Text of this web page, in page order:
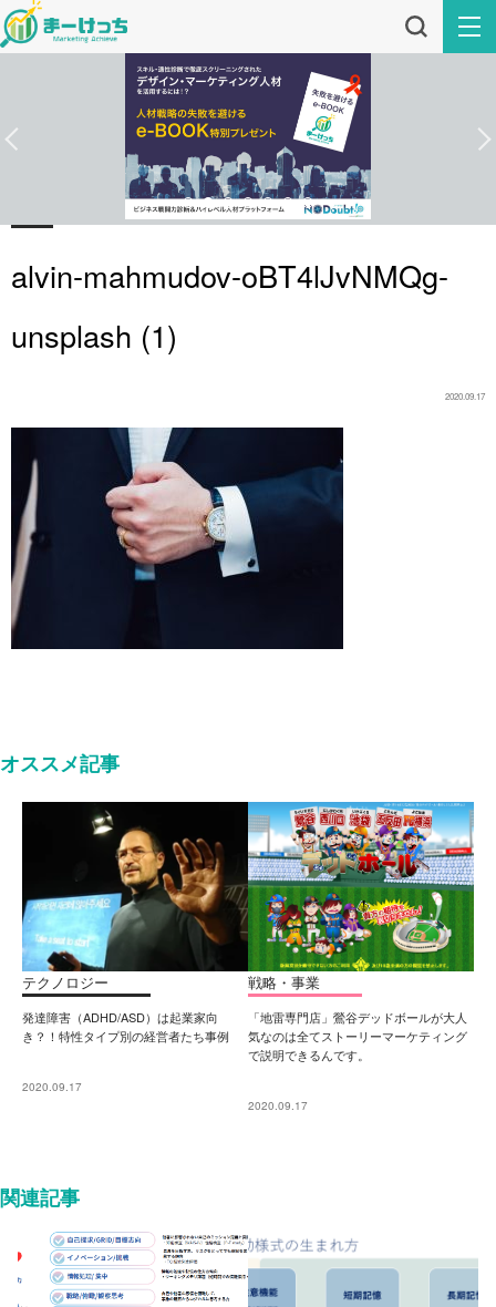
alvin-mahmudov-oBT4lJvNMQg-
unsplash (1)
2020.09.17
オススメ記事
テクノロジー
発達障害（ADHD/ASD）は起業家向
き？！特性タイプ別の経営者たち事例
2020.09.17
戦略・事業
「地雷専門店」鶯谷デッドボールが大人
気なのは全てストーリーマーケティング
で説明できるんです。
2020.09.17
関連記事